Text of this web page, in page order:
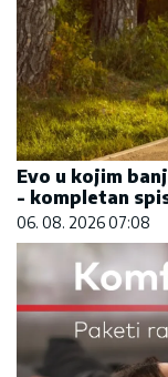
Evo u kojim
- kompletan
06. 08. 2026 07:08